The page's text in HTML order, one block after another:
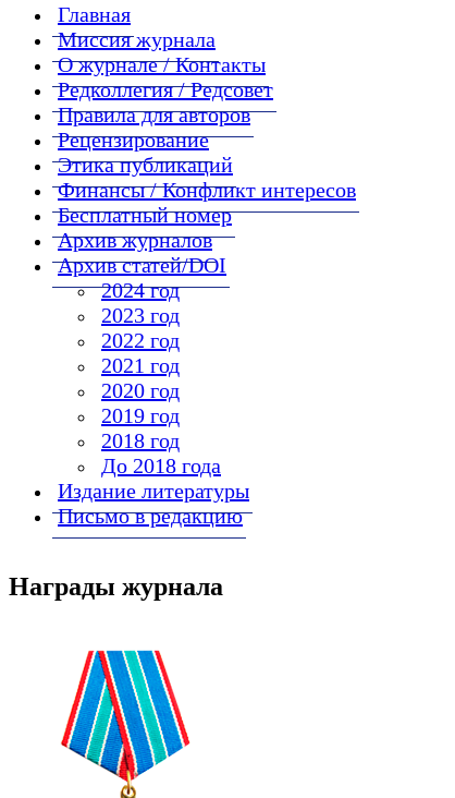
Главная
Миссия журнала
О журнале / Контакты
Редколлегия / Редсовет
Правила для авторов
Рецензирование
Этика публикаций
Финансы / Конфликт интересов
Бесплатный номер
Архив журналов
Архив статей/DOI
2024 год
2023 год
2022 год
2021 год
2020 год
2019 год
2018 год
До 2018 года
Издание литературы
Письмо в редакцию
Награды журнала